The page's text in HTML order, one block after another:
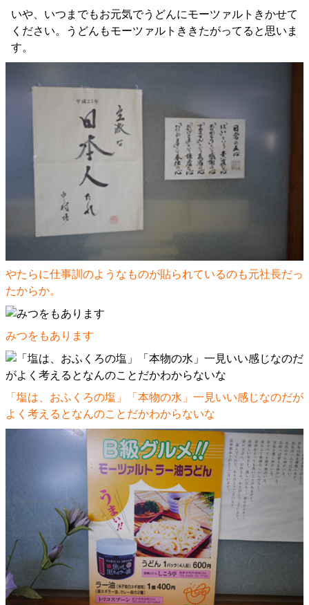
いや、いつまでもお元気でうどんにモーツァルトきかせて
ください。うどんもモーツァルトききたがってると思いま
す。
やたらに仕事訓のようなものが貼られているのも元社長だっ
たからか。
みつをもあります
「塩は、おふくろの塩」「本物の水」一見いい感じなのだが
よく考えるとなんのことだかわからないな